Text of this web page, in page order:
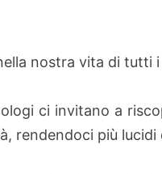
nostra vita di tutti
ci invitano a
rendendoci più lucidi